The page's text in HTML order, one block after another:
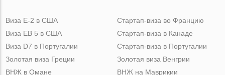
Виза Е-2 в США
Виза ЕВ 5 в США
Виза D7 в Португалии
Золотая виза Греции
Стартап-виза во Францию
Стартап-виза в Канаде
Стартап-виза в Португалии
Золотая виза Венгрии
ВНЖ в Омане
ВНЖ на Маврикии